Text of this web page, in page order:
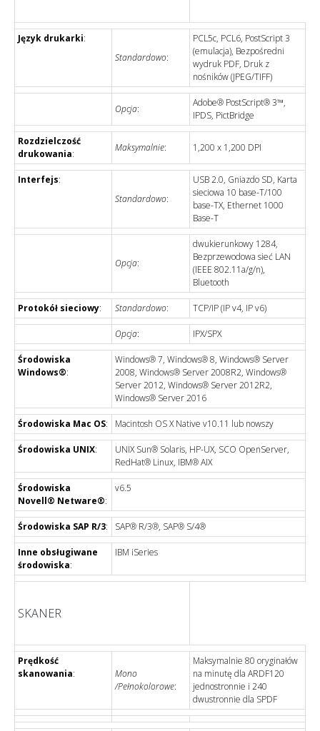
Język drukarki:
Standardowo:
PCL5c, PCL6, PostScript 3
(emulacja), Bezpośredni
wydruk PDF, Druk z
nośników (JPEG/TIFF)
Opcja:
Adobe® PostScript® 3™,
IPDS, PictBridge
Rozdzielczość
drukowania:
Maksymalnie: 1,200 x 1,200 DPI
Interfejs:
Standardowo:
USB 2.0, Gniazdo SD, Karta
sieciowa 10 base-T/100
base-TX, Ethernet 1000
Base-T
Opcja:
dwukierunkowy 1284,
Bezprzewodowa sieć LAN
(IEEE 802.11a/g/n),
Bluetooth
Protokół sieciowy: Standardowo: TCP/IP (IP v4, IP v6)
Opcja: IPX/SPX
Środowiska
Windows®:
Windows® 7, Windows® 8, Windows® Server
2008, Windows® Server 2008R2, Windows®
Server 2012, Windows® Server 2012R2,
Windows® Server 2016
Środowiska Mac OS: Macintosh OS X Native v10.11 lub nowszy
Środowiska UNIX:
UNIX Sun® Solaris, HP-UX, SCO OpenServer,
RedHat® Linux, IBM® AIX
Środowiska
Novell® Netware®:
v6.5
Środowiska SAP R/3: SAP® R/3®, SAP® S/4®
Inne obsługiwane
środowiska:
IBM iSeries
SKANER
Prędkość
skanowania:
Mono
/Pełnokolorowe:
Maksymalnie 80 oryginałów
na minutę dla ARDF120
jednostronnie i 240
dwustronnie dla SPDF